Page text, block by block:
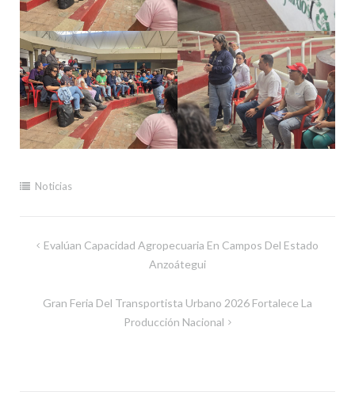
Noticias
Navegación
Evalúan Capacidad Agropecuaria En Campos Del Estado
Anzoátegui
Gran Feria Del Transportista Urbano 2026 Fortalece La
Producción Nacional